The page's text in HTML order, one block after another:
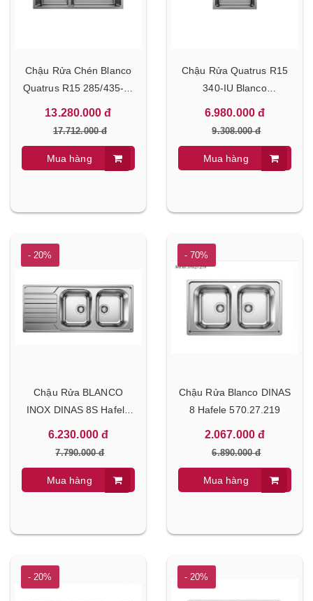
Chậu Rửa Chén Blanco
Quatrus R15 285/435-IU
570.27.169
13.280.000 đ
17.712.000 đ
Mua hàng
Chậu Rửa Quatrus R15
340-IU Blanco
570.27.149
6.980.000 đ
9.308.000 đ
Mua hàng
- 20%
Chậu Rửa BLANCO
INOX DINAS 8S Hafele
570.27.209
6.230.000 đ
7.790.000 đ
Mua hàng
- 70%
Chậu Rửa Blanco DINAS
8 Hafele 570.27.219
2.067.000 đ
6.890.000 đ
Mua hàng
- 20% - 20%